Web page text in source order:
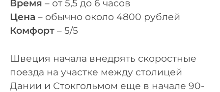
Время – от 5,5 до 6 часов
Цена – обычно около 4800 рублей
Комфорт – 5/5
Швеция начала внедрять скоростные
поезда на участке между столицей
Дании и Стокгольмом еще в начале 90-